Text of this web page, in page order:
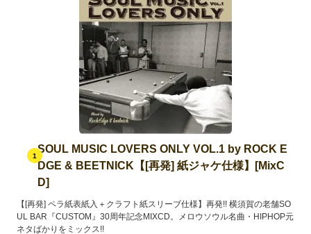
1
SOUL MUSIC LOVERS ONLY VOL.1 by ROCK E
DGE & BEETNICK【[再発] 紙ジャケ仕様】[MixC
D]
【[再発] ペラ紙表紙入＋クラフト紙スリーブ仕様】再発!! 横須賀の老舗SO
UL BAR『CUSTOM』30周年記念MIXCD。メロウソウル名曲・HIPHOP元
ネタばかりをミックス!!